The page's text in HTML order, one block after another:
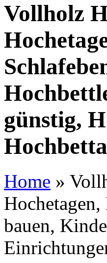
Vollholz
günstig,
Home »
Hochetagen,
bauen,